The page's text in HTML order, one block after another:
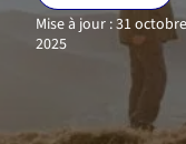
Mise à jour : 31 octobre
2025